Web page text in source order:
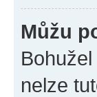
Můžu
nelze